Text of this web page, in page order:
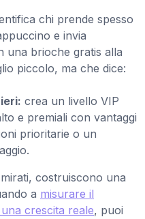
chi prende spesso
e invia
una brioche gratis alla
piccolo, ma che dice:
crea un livello VIP
e premiali con vantaggi
prioritarie o un
costruiscono una
a misurare il
crescita reale, puoi